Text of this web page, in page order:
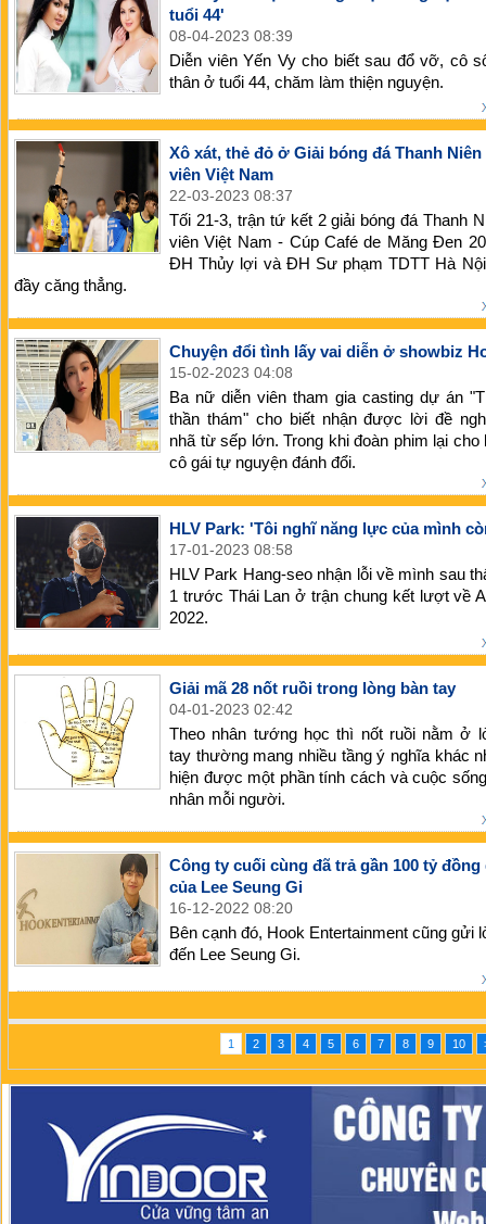
tuổi 44'
08-04-2023 08:39
Diễn viên Yến Vy cho biết sau đổ vỡ, cô
thân ở tuổi 44, chăm làm thiện nguyện.
Xô xát, thẻ đỏ ở Giải bóng đá Thanh
viên Việt Nam
22-03-2023 08:37
Tối 21-3, trận tứ kết 2 giải bóng đá Thanh
viên Việt Nam - Cúp Café de Măng Đen
ĐH Thủy lợi và ĐH Sư phạm TDTT Hà
đầy căng thẳng.
Chuyện đổi tình lấy vai diễn ở showbiz
15-02-2023 04:08
Ba nữ diễn viên tham gia casting dự án
thần thám" cho biết nhận được lời đề
nhã từ sếp lớn. Trong khi đoàn phim lại cho
cô gái tự nguyện đánh đổi.
HLV Park: 'Tôi nghĩ năng lực của mình
17-01-2023 08:58
HLV Park Hang-seo nhận lỗi về mình sau
1 trước Thái Lan ở trận chung kết lượt về
2022.
Giải mã 28 nốt ruồi trong lòng bàn tay
04-01-2023 02:42
Theo nhân tướng học thì nốt ruồi nằm ở
tay thường mang nhiều tầng ý nghĩa khác
hiện được một phần tính cách và cuộc
nhân mỗi người.
Công ty cuối cùng đã trả gần 100 tỷ đồng
của Lee Seung Gi
16-12-2022 08:20
Bên cạnh đó, Hook Entertainment cũng gửi
đến Lee Seung Gi.
1 2 3 4 5 6 7 8 9 10